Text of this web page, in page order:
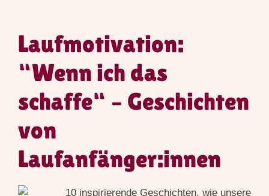
Laufmotivation:
“Wenn ich das
schaffe“ – Geschichten
von
Laufanfänger:innen